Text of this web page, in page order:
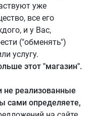
уже
все его
и у Вас,
("обменять")
услугу.
этот "магазин".
реализованные
сами определяете,